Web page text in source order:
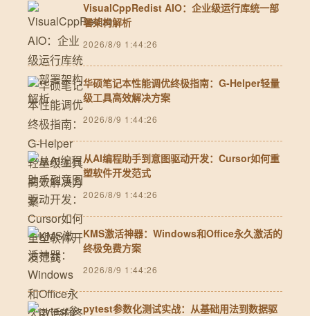
VisualCppRedist AIO：企业级运行库统一部
署架构解析
2026/8/9 1:44:26
华硕笔记本性能调优终极指南：G-Helper轻量
级工具高效解决方案
2026/8/9 1:44:26
从AI编程助手到意图驱动开发：Cursor如何重
塑软件开发范式
2026/8/9 1:44:26
KMS激活神器：Windows和Office永久激活的
终极免费方案
2026/8/9 1:44:26
pytest参数化测试实战：从基础用法到数据驱